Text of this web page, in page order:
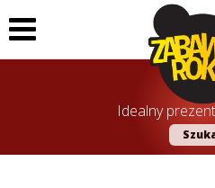
Idealny